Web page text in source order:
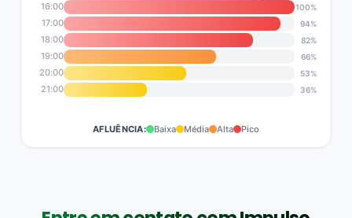
16:00 100%
17:00 94%
18:00 82%
19:00 66%
20:00 53%
21:00 36%
AFLUÊNCIA: Baixa Média Alta Pico